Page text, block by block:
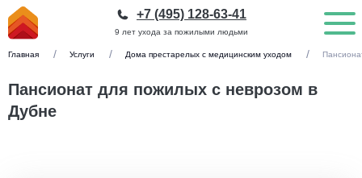
9 лет ухода за пожилыми людьми
+7 (495) 128-63-41
Главная Услуги Дома престарелых с медицинским уходом
Пансионат для пожилых с неврозом в
Дубне